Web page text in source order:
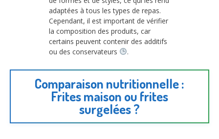
adaptées à tous les types de repas.
Cependant, il est important de vérifier
la composition des produits, car
certains peuvent contenir des additifs
ou des conservateurs
.
Comparaison nutritionnelle :
Frites maison ou frites
surgelées ?